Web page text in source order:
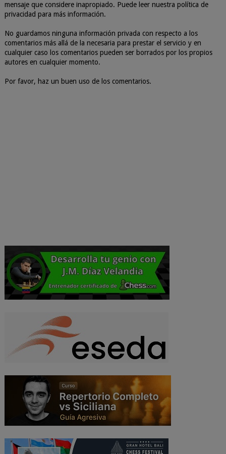
mensaje que considere inapropiado. Puede leer nuestra política de
privacidad para más información.
No guardamos ninguna información privada con respecto a los
comentarios más allá de la necesaria para prestar el servicio y en
cualquier caso los comentarios pueden ser borrados por los propios
autores en cualquier momento.
Por favor, haz un buen uso de los comentarios.